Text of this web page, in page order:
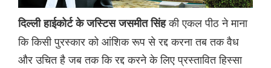
दिल्ली हाईकोर्ट के जस्टिस जसमीत सिंहकी एकल पीठ ने माना
कि किसी पुरस्कार को आंशिक रूप से रद्द करना तब तक वैध
और उचित है जब तक कि रद्द करने के लिए प्रस्तावित हिस्सा